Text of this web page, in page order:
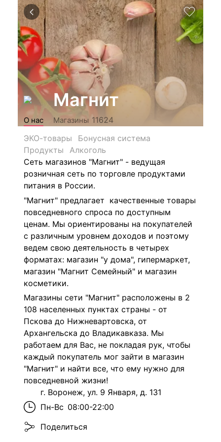
Магнит
О нас Магазины 11624
ЭКО-товары
Бонусная система
Продукты
Алкоголь
Сеть магазинов "Магнит" - ведущая
розничная сеть по торговле продуктами
питания в России.
"Магнит" предлагает качественные товары
повседневного спроса по доступным
ценам. Мы ориентированы на покупателей
с различным уровнем доходов и поэтому
ведем свою деятельность в четырех
форматах: магазин "у дома", гипермаркет,
магазин "Магнит Семейный" и магазин
косметики.
Магазины сети "Магнит" расположены в 2
108 населенных пунктах страны - от
Пскова до Нижневартовска, от
Архангельска до Владикавказа. Мы
работаем для Вас, не покладая рук, чтобы
каждый покупатель мог зайти в магазин
"Магнит" и найти все, что ему нужно для
повседневной жизни!
г. Воронеж, ул. 9 Января, д. 131
Пн-Вс 08:00-22:00
Поделиться